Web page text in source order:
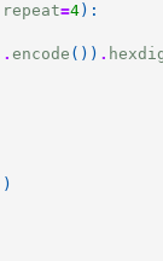
repeat=4):
. encode ()) .
)